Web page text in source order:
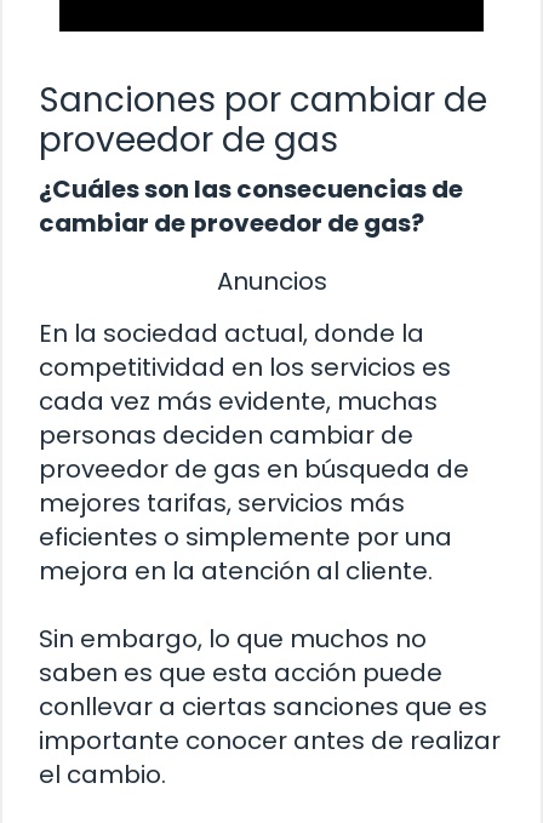
Sanciones por cambiar de
proveedor de gas
¿Cuáles son las consecuencias de
cambiar de proveedor de gas?
Anuncios
En la sociedad actual, donde la
competitividad en los servicios es
cada vez más evidente, muchas
personas deciden cambiar de
proveedor de gas en búsqueda de
mejores tarifas, servicios más
eficientes o simplemente por una
mejora en la atención al cliente.
Sin embargo, lo que muchos no
saben es que esta acción puede
conllevar a ciertas sanciones que es
importante conocer antes de realizar
el cambio.